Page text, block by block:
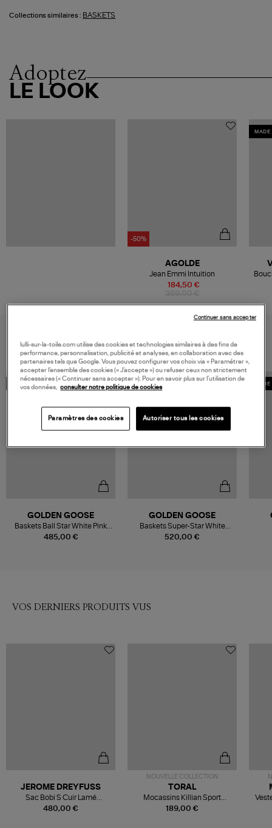
Collections similaires : BASKETS
Adoptez
LE LOOK
-50%
184,50 €
AGOLDE
Jean Emmi Intuition
MADE
MADE IN EUROPE
485,00 €
GOLDEN GOOSE
Baskets Ball Star White Pink
Beige
MADE IN EUROPE
520,00 €
GOLDEN GOOSE
Baskets Super-Star White
Black Zebra Silver
VOS DERNIERS PRODUITS VUS
480,00 €
JEROME DREYFUSS
Sac Bobi S Cuir Lamé
Champagne
NOUVELLE COLLECTION
189,00 €
TORAL
Mocassins Killian Sport
Mousse
lulli-sur-la-toile.com utilise des cookies et technologies similaires à des fins de
performance, personnalisation, publicité et analyses, en collaboration avec des
partenaires tels que Google. Vous pouvez configurer vos choix via « Paramétrer »,
accepter l’ensemble des cookies (« J’accepte ») ou refuser ceux non strictement
nécessaires (« Continuer sans accepter »). Pour en savoir plus sur l’utilisation de
vos données, consulter notre politique de cookies
Paramètres des cookies Autoriser tous les cookies
Continuer sans accepter